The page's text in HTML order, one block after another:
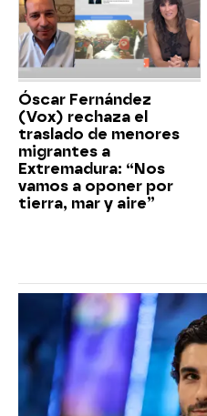
Óscar Fernández
(Vox) rechaza el
traslado de menores
migrantes a
Extremadura: “Nos
vamos a oponer por
tierra, mar y aire”